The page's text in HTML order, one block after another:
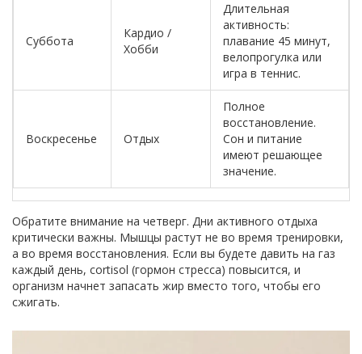
Суббота
Кардио /
Хобби
Длительная
активность:
плавание 45 минут,
велопрогулка или
игра в теннис.
Воскресенье Отдых
Полное
восстановление.
Сон и питание
имеют решающее
значение.
Обратите внимание на четверг. Дни активного отдыха
критически важны. Мышцы растут не во время тренировки,
а во время восстановления. Если вы будете давить на газ
каждый день, cortisol (гормон стресса) повысится, и
организм начнет запасать жир вместо того, чтобы его
сжигать.